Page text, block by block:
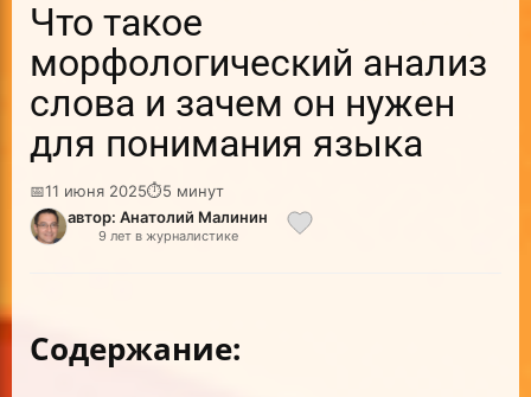
Что такое
морфологический анализ
слова и зачем он нужен
для понимания языка
📅11 июня 2025⏱5 минут
автор: Анатолий Малинин
9 лет в журналистике
Содержание: